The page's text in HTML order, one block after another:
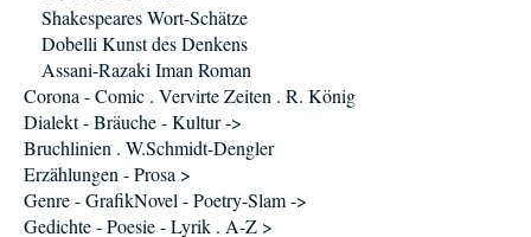
Shakespeares Wort-Schätze
Dobelli Kunst des Denkens
Assani-Razaki Iman Roman
Corona - Comic . Vervirte Zeiten . R. König
Dialekt - Bräuche - Kultur ->
Bruchlinien . W.Schmidt-Dengler
Erzählungen - Prosa >
Genre - GrafikNovel - Poetry-Slam ->
Gedichte - Poesie - Lyrik . A-Z >